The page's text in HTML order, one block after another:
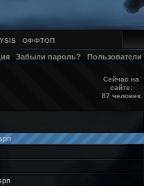
ОФФТОП
Забыли пароль? Пользователи
Сейчас на
сайте:
87 человек